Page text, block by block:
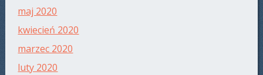
maj 2020
kwiecień 2020
marzec 2020
luty 2020